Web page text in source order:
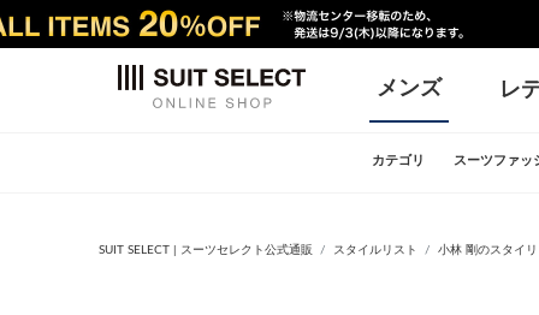
メンズ レ
カテゴリ スーツファッ
SUIT SELECT | スーツセレクト公式通販 スタイルリスト 小林 剛のスタイ